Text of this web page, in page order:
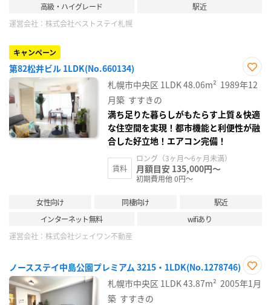
高級・ハイグレード
駅近
運営会社： 株式会社ベストステイ札幌
キャンペーン
第82松井ビル 1LDK(No.660134)
お気
に入
札幌市中央区 1LDK48.06m² 1989年12
月築 すすきの
満ち足りた暮らしがもたらす上質＆快適
な住空間を実現！都市機能と利便性が融
合した好立地！エアコン完備！
賃料
ロング（3ヶ月～6ヶ月未満）
月額目安 135,000円～
初期費用他 0円～
女性向け 同棲向け
駅近
インターネット無料
wifiあり
運営会社： 株式会社ジェイワン不動産
ノースステイ中島公園プレミアム 3215・1LDK(No.1278746)
お気
に入
札幌市中央区 1LDK43.87m² 2005年1月
築 すすきの